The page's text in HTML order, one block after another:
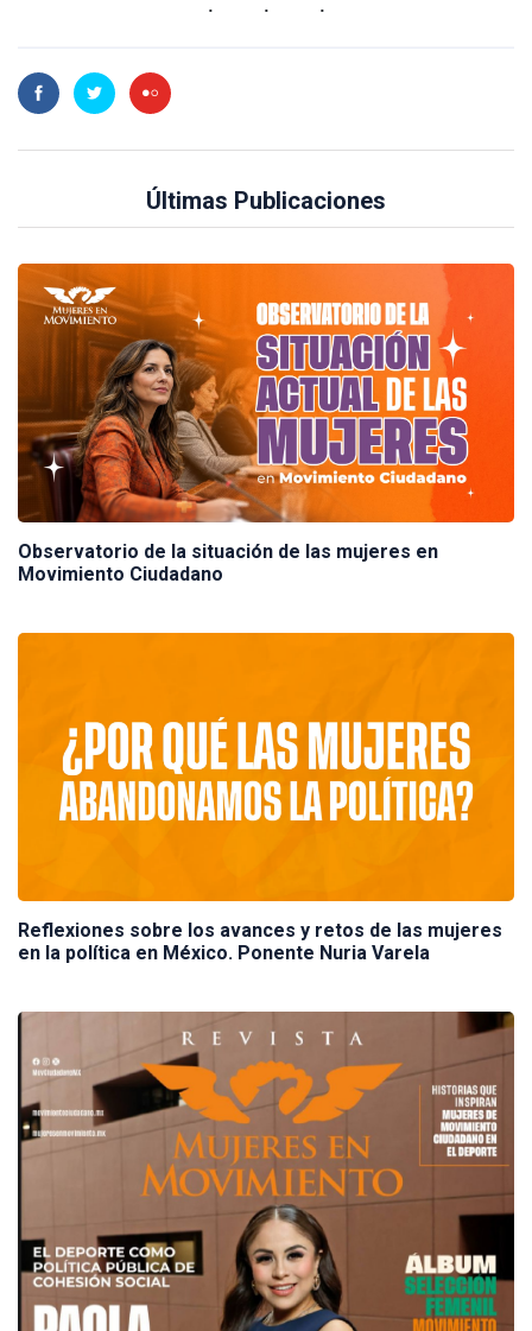
Últimas Publicaciones
Observatorio de la situación de las mujeres en
Movimiento Ciudadano
Reflexiones sobre los avances y retos de las mujeres
en la política en México. Ponente Nuria Varela